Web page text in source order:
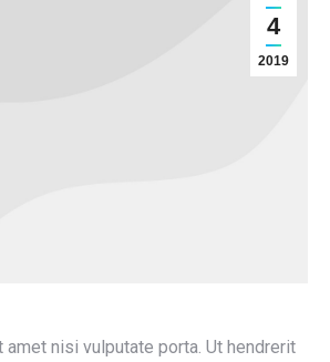
4
2019
nisi vulputate porta. Ut hendrerit